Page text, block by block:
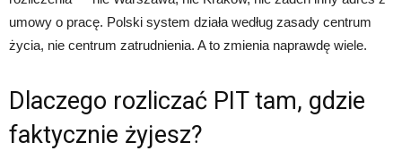
umowy o pracę. Polski system działa według zasady centrum
życia, nie centrum zatrudnienia. A to zmienia naprawdę wiele.
Dlaczego rozliczać PIT tam, gdzie
faktycznie żyjesz?